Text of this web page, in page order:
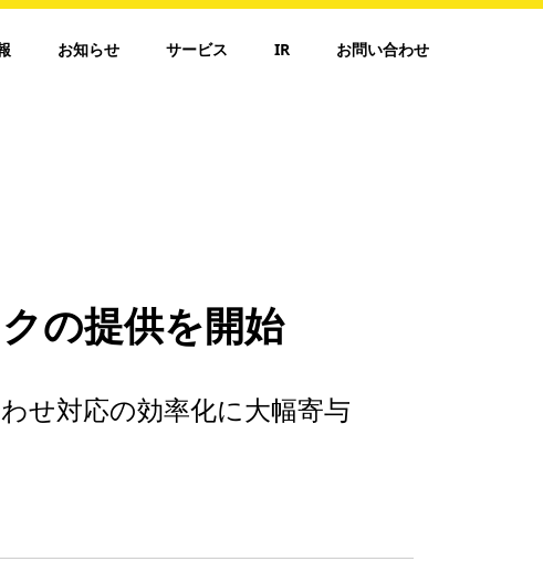
お知らせ サービス IR お問い合わせ
の提供を開始
せ対応の効率化に大幅寄与